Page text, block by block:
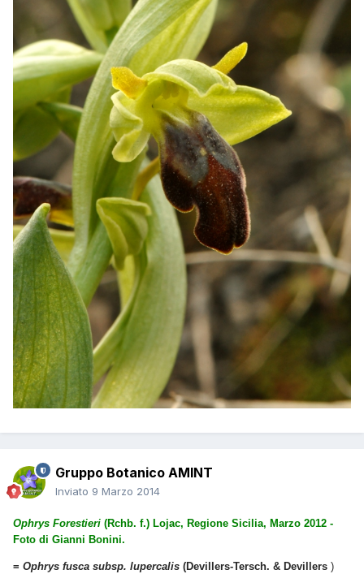
Gruppo Botanico AMINT
Inviato 9 Marzo 2014
Ophrys Forestieri (Rchb. f.) Lojac, Regione Sicilia, Marzo 2012 -
Foto di Gianni Bonini.
= Ophrys fusca subsp. lupercalis (Devillers-Tersch. & Devillers )